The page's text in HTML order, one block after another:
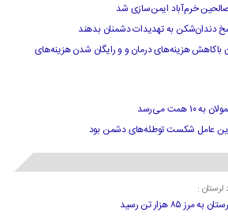
خرم‌آباد ایمن‌سازی شد
دندان‌شکن به تهدیدات دشمنان بدهند
باکاهش هزینه‌های درمان و و رایگان شدن هزینه‌های
همت می‌رسد
عامل شکست توطئه‌های دشمن بود
لرستان :
۸۵ هزار تن رسید